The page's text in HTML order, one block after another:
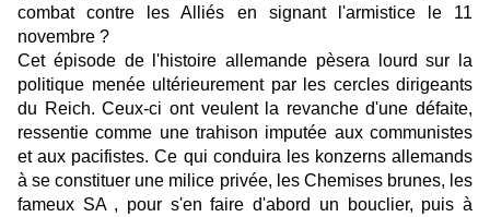
combat contre les Alliés en signant l'armistice le 11
novembre ?
Cet épisode de l'histoire allemande pèsera lourd sur la
politique menée ultérieurement par les cercles dirigeants
du Reich. Ceux-ci ont veulent la revanche d'une défaite,
ressentie comme une trahison imputée aux communistes
et aux pacifistes. Ce qui conduira les konzerns allemands
à se constituer une milice privée, les Chemises brunes, les
fameux SA , pour s'en faire d'abord un bouclier, puis à